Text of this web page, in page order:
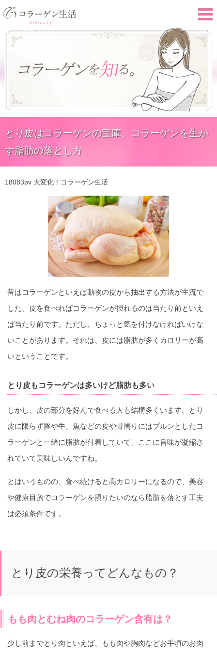
とり皮はコラーゲンの宝庫、コラーゲンを生か
す脂肪の落とし方
18083pv 大変化！コラーゲン生活
昔はコラーゲンといえば動物の皮から抽出する方法が主流で
した。皮を食べればコラーゲンが摂れるのは当たり前といえ
ば当たり前です。ただし、ちょっと気を付けなければいけな
いことがあります。それは、皮には脂肪が多くカロリーが高
いということです。
とり皮もコラーゲンは多いけど脂肪も多い
しかし、皮の部分を好んで食べる人も結構多くいます。とり
皮に限らず豚や牛、魚などの皮や骨周りにはプルンとしたコ
ラーゲンと一緒に脂肪が付着していて、ここに旨味が凝縮さ
れていて美味しいんですね。
とはいうものの、食べ続けると高カロリーになるので、美容
や健康目的でコラーゲンを摂りたいのなら脂肪を落とす工夫
は必須条件です。
とり皮の栄養ってどんなもの？
もも肉とむね肉のコラーゲン含有は？
少し前までとり肉といえば、もも肉や胸肉などお手頃のお肉